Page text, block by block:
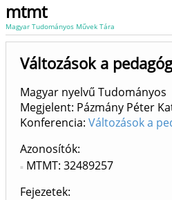
mtmt
Magyar Tudományos Művek Tára
Változások a
Magyar nyelvű Tudományos
Megjelent: Pázmány Péter
Konferencia: Változások a
Azonosítók
MTMT: 32489257
Fejezetek